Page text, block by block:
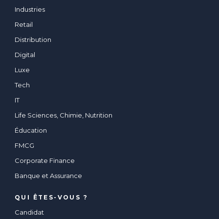
Industries
Retail
Distribution
Digital
Luxe
Tech
IT
Life Sciences, Chimie, Nutrition
Éducation
FMCG
Corporate Finance
Banque et Assurance
QUI ÊTES-VOUS ?
Candidat